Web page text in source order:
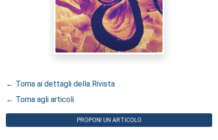
← Torna ai dettagli della Rivista
← Torna agli articoli
PROPONI UN ARTICOLO